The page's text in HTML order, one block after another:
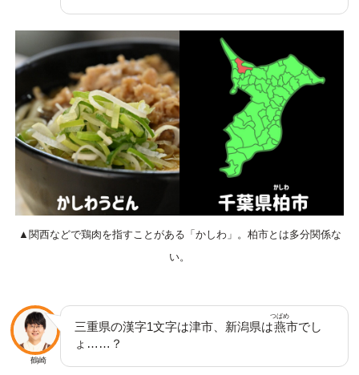
▲関西などで鶏肉を指すことがある「かしわ」。柏市とは多分関係な
い。
鶴崎
三重県の漢字1文字は津市、新潟県は燕
つばめ
市でし
ょ……？